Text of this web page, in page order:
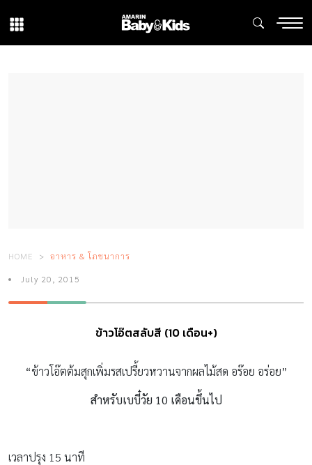
HOME อาหาร & โภชนาการ
July 20, 2015
ข้าวโอ๊ตสลับสี (10 เดือน+)
“ข้าวโอ๊ตต้มสุกเพิ่มรสเปรี้ยวหวานจากผลไม้สด อร๊อย อร่อย”
สำหรับเบบี๋วัย 10 เดือนขึ้นไป
เวลาปรุง 15 นาที